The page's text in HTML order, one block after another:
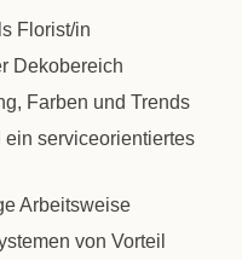
Florist/in
Dekobereich
Farben und Trends
ein serviceorientiertes
Arbeitsweise
von Vorteil